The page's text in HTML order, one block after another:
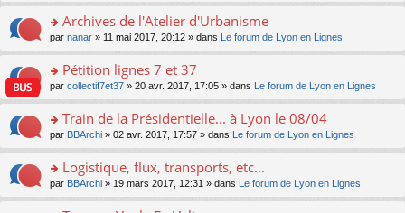
nt
c
e
nt
le
pl
u
c
e
nt
e
n
n
le
pl
u
ré
c
e
nt
a
g
e
n
n
le
pl
u
ré
c
e
le
m
e
a
g
e
n
n
le
pl
u
ult
er
le
m
e
a
g
e
n
n
o
n
ult
er
le
m
e
a
g
e
Archives de l'Atelier d'Urbanisme
par nanar » 11 mai 2017, 20:12 » dans Le forum de Lyon en Lignes
o
n
ult
er
le
m
e
Pétition lignes 7 et 37
par collectif7et37 » 20 avr. 2017, 17:05 » dans Le forum de Lyon en Lignes
o
n
ult
er
le
Train de la Présidentielle... à Lyon le 08/04
par BBArchi » 02 avr. 2017, 17:57 » dans Le forum de Lyon en Lignes
o
n
Logistique, flux, transports, etc...
par BBArchi » 19 mars 2017, 12:31 » dans Le forum de Lyon en Lignes